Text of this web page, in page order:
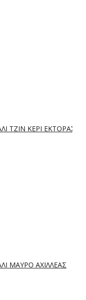
ΤΖΙΝ ΚΕΡΙ ΕΚΤΟΡΑΣ
ΜΑΥΡΟ ΑΧΙΛΛΕΑΣ